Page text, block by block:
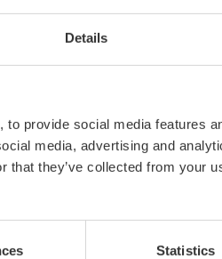
Details
provide social media features
media, advertising and
that they’ve collected from your
Statistics